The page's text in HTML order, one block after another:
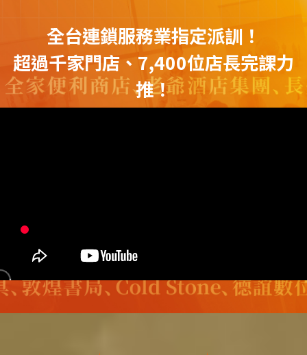
全台連鎖服務業指定派訓！
超過千家門店、7,400位店長完課力
推！